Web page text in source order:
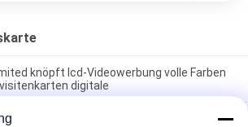
knöpft lcd-Videowerbung volle Farben
digitale
4,3 einladungs-Karte des Zoll 1GB